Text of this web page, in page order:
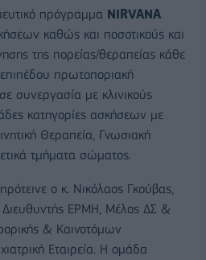
πρόγραμμα NIRVANA
καθώς και ποσοτικούς και
της πορείας/θεραπείας κάθε
πρωτοποριακή
συνεργασία με κλινικούς
κατηγορίες ασκήσεων με
Θεραπεία, Γνωσιακή
τμήματα σώματος.
πρότεινε ο κ. Νικόλαος Γκούβας,
Διευθυντής ΕΡΜΗ, Μέλος ΔΣ &
& Καινοτόμων
Εταιρεία. H ομάδα